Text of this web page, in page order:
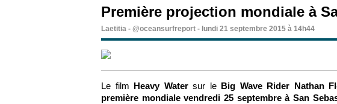
Première projection mondiale à
Laetitia - @oceansurfreport - lundi 21 septembre 2015 à 14h44
Le film Heavy Watersur le Big Wave Rider Nathan
première mondiale vendredi 25 septembre à San